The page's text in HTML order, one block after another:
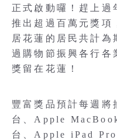
正式啟動囉！趕上過
推出超過百萬元獎項
居花蓮的居民共計為
過購物節振興各行各
獎留在花蓮！
豐富獎品預計每週
台、Apple
台、Apple iPad